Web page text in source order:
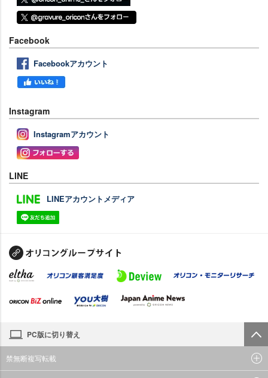
Facebook
Facebookアカウント
Instagram
Instagramアカウント
LINE
LINEアカウントメディア
PC版に切り替え
禁無断複写転載